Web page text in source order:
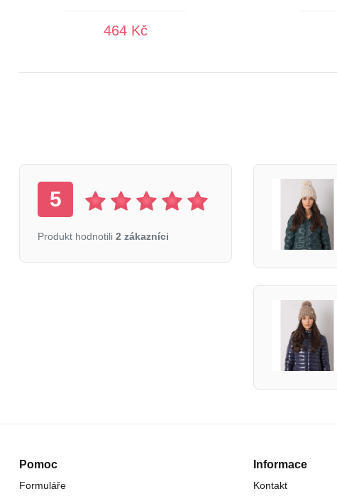
464 Kč
5
Produkt hodnotili 2 zákazníci
Pomoc
Formuláře
Informace
Kontakt